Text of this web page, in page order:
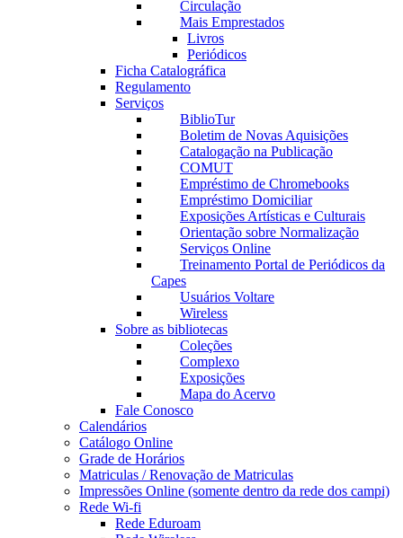
Circulação
Mais Emprestados
Livros
Periódicos
Ficha Catalográfica
Regulamento
Serviços
BiblioTur
Boletim de Novas Aquisições
Catalogação na Publicação
COMUT
Empréstimo de Chromebooks
Empréstimo Domiciliar
Exposições Artísticas e Culturais
Orientação sobre Normalização
Serviços Online
Treinamento Portal de Periódicos da
Capes
Usuários Voltare
Wireless
Sobre as bibliotecas
Coleções
Complexo
Exposições
Mapa do Acervo
Fale Conosco
Calendários
Catálogo Online
Grade de Horários
Matriculas / Renovação de Matriculas
Impressões Online (somente dentro da rede dos campi)
Rede Wi-fi
Rede Eduroam